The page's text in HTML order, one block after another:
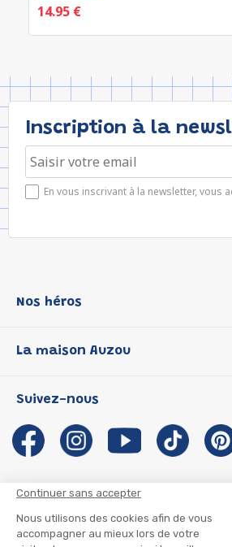
Continuer sans accepter
Nous utilisons des cookies afin de vous
accompagner au mieux lors de votre
14.95 €
Inscription à la
En vous inscrivant à la newsletter, vous
Nos héros
P'tit Loup
Les Influenceuses
Migali
Petite Taupe
La maison Auzou
Notre histoire
Auzou s'engage
Auteurs et illustrateurs Auzou
Suivre mon colis
Suivez-nous
CGU